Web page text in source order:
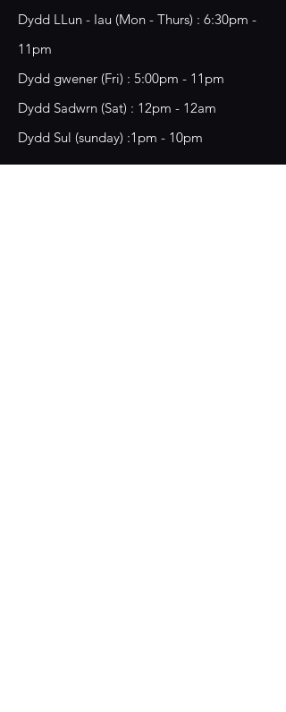
Dydd LLun - Iau (Mon - Thurs) : 6:30pm -
11pm
​​Dydd gwener (Fri) : 5:00pm - 11pm
​Dydd Sadwrn (Sat) : 12pm - 12am
Dydd Sul (sunday) :1pm - 10pm